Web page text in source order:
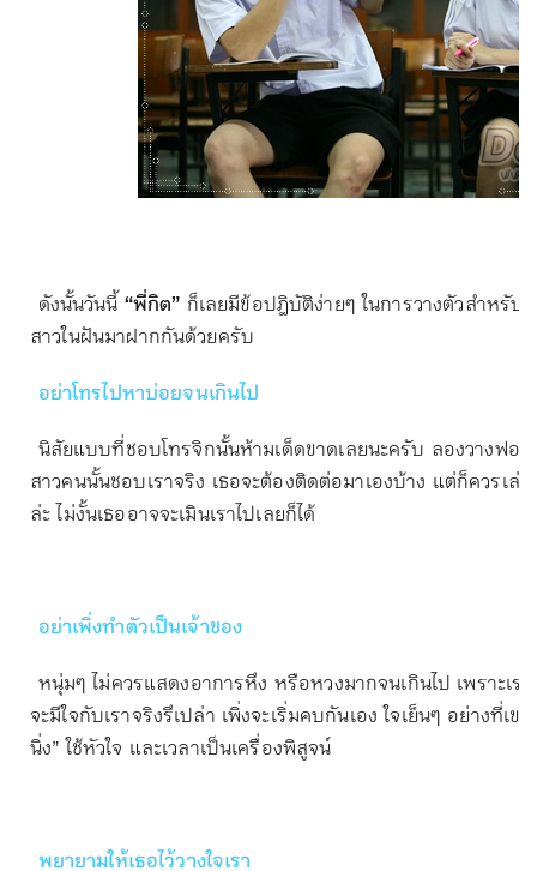
ดังนั้นวันนี้“พี่กิต” ก็เลยมีข้อปฎิบัติง่ายๆ ในการวางตัวสำหรั
สาวในฝันมาฝากกันด้วยครับ
อย่าโทรไปหาบ่อยจนเกินไป
นิสัยแบบที่ชอบโทรจิกนั้นห้ามเด็ดขาดเลยนะครับ ลองวางฟอร์
สาวคนนั้นชอบเราจริง เธอจะต้องติดต่อมาเองบ้าง แต่ก็ควรเ
ล่ะ ไม่งั้นเธออาจจะเมินเราไปเลยก็ได้
อย่าเพิ่งทำตัวเป็นเจ้าของ
หนุ่มๆ ไม่ควรแสดงอาการหึง หรือหวงมากจนเกินไป เพราะเร
จะมีใจกับเราจริงรึเปล่า เพิ่งจะเริ่มคบกันเอง ใจเย็นๆ อย่างที่เ
นิ่ง” ใช้หัวใจ และเวลาเป็นเครื่องพิสูจน์
พยายามให้เธอไว้วางใจเรา